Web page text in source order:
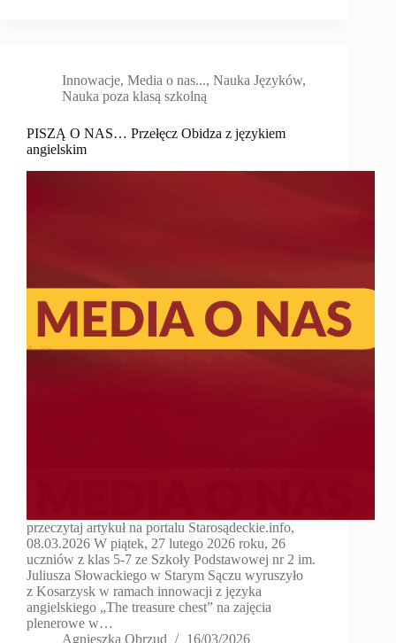
Innowacje, Media o nas..., Nauka Języków,
Nauka poza klasą szkolną
PISZĄ O NAS… Przełęcz Obidza z językiem
angielskim
przeczytaj artykuł na portalu Starosądeckie.info,
08.03.2026 W piątek, 27 lutego 2026 roku, 26
uczniów z klas 5-7 ze Szkoły Podstawowej nr 2 im.
Juliusza Słowackiego w Starym Sączu wyruszyło
z Kosarzysk w ramach innowacji z języka
angielskiego „The treasure chest” na zajęcia
plenerowe w…
Agnieszka Obrzud
16/03/2026